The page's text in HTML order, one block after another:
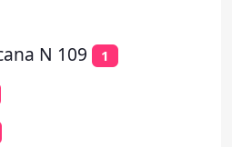
N 109 1